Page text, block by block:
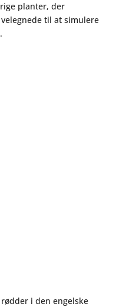
planter, der
til at simulere
i den engelske